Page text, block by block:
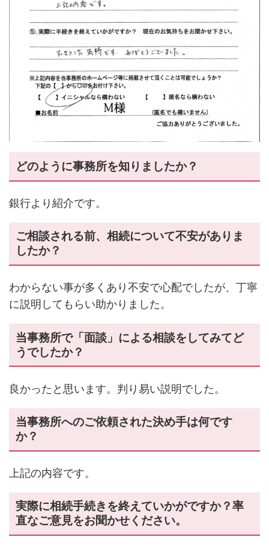
どのように事務所を知りましたか？
銀行より紹介です。
ご相談される前、相続について不安がありま
したか？
わからない事が多くあり不安で心配でしたが、丁寧
に説明してもらい助かりました。
当事務所で「面談」による相談をしてみてど
うでしたか？
良かったと思います。判り易い説明でした。
当事務所へのご依頼された決め手は何です
か？
上記の内容です。
実際に相続手続きを終えていかがですか？率
直なご意見をお聞かせください。